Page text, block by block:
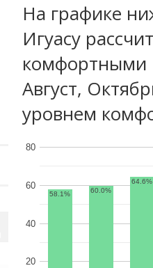
На графике
Игуасу
комфортными
Август,
уровнем
20
40
60
80
58.1% 60.0%
64.6%